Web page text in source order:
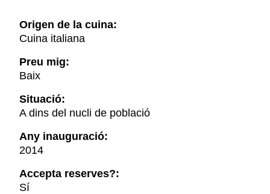
Origen de la cuina:
Cuina italiana
Preu mig:
Baix
Situació:
A dins del nucli de població
Any inauguració:
2014
Accepta reserves?:
Sí